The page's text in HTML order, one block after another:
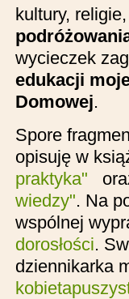
kultury,
wycieczek
edukacji
Domowej.
Spore
opisuję w
praktyka"
wiedzy". Na
wspólnej
dorosłości.
dziennikarka